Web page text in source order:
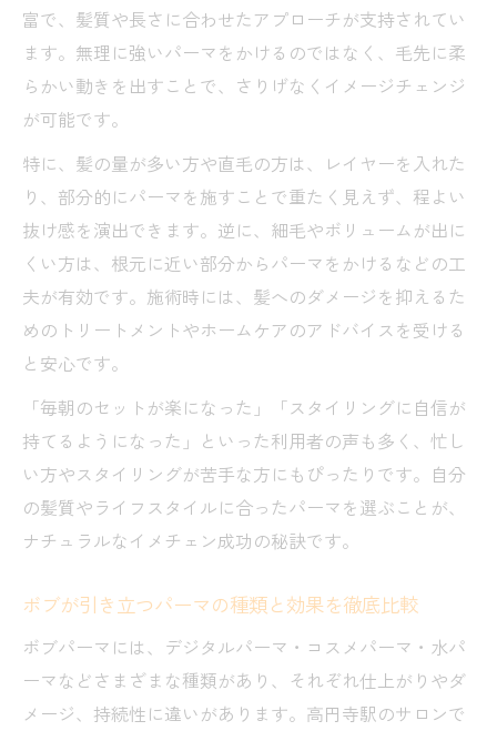
富で、髪質や長さに合わせたアプローチが支持されてい
ます。無理に強いパーマをかけるのではなく、毛先に柔
らかい動きを出すことで、さりげなくイメージチェンジ
が可能です。
特に、髪の量が多い方や直毛の方は、レイヤーを入れた
り、部分的にパーマを施すことで重たく見えず、程よい
抜け感を演出できます。逆に、細毛やボリュームが出に
くい方は、根元に近い部分からパーマをかけるなどの工
夫が有効です。施術時には、髪へのダメージを抑えるた
めのトリートメントやホームケアのアドバイスを受ける
と安心です。
「毎朝のセットが楽になった」「スタイリングに自信が
持てるようになった」といった利用者の声も多く、忙し
い方やスタイリングが苦手な方にもぴったりです。自分
の髪質やライフスタイルに合ったパーマを選ぶことが、
ナチュラルなイメチェン成功の秘訣です。
ボブが引き立つパーマの種類と効果を徹底比較
ボブパーマには、デジタルパーマ・コスメパーマ・水パ
ーマなどさまざまな種類があり、それぞれ仕上がりやダ
メージ、持続性に違いがあります。高円寺駅のサロンで